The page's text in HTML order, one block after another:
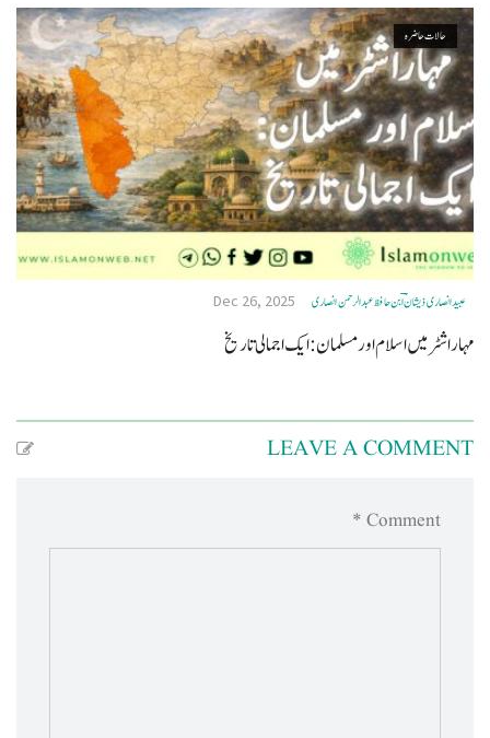
حالات حاضرہ
عبید انصاری ذیشانؔ ؔابن حافظ عبدالرحمن انصاری Dec 26, 2025
مہاراشٹر میں اسلام اور مسلمان: ایک اجمالی تاریخ
LEAVE A COMMENT
Comment *